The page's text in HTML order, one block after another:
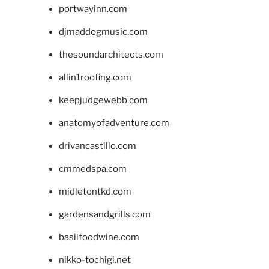
portwayinn.com
djmaddogmusic.com
thesoundarchitects.com
allin1roofing.com
keepjudgewebb.com
anatomyofadventure.com
drivancastillo.com
cmmedspa.com
midletontkd.com
gardensandgrills.com
basilfoodwine.com
nikko-tochigi.net